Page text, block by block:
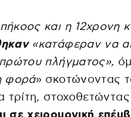
και η 12χρονη
«κατάφεραν να
πλήγματος»,
φορά» σκοτώνοντας
τρίτη,